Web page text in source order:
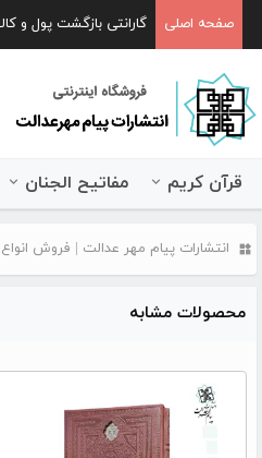
صفحه اصلی گارانتی بازگشت پول و
قرآن کریم مفاتیح الجنان
انتشارات پیام مهر عدالت | فروش
محصولات مشابه